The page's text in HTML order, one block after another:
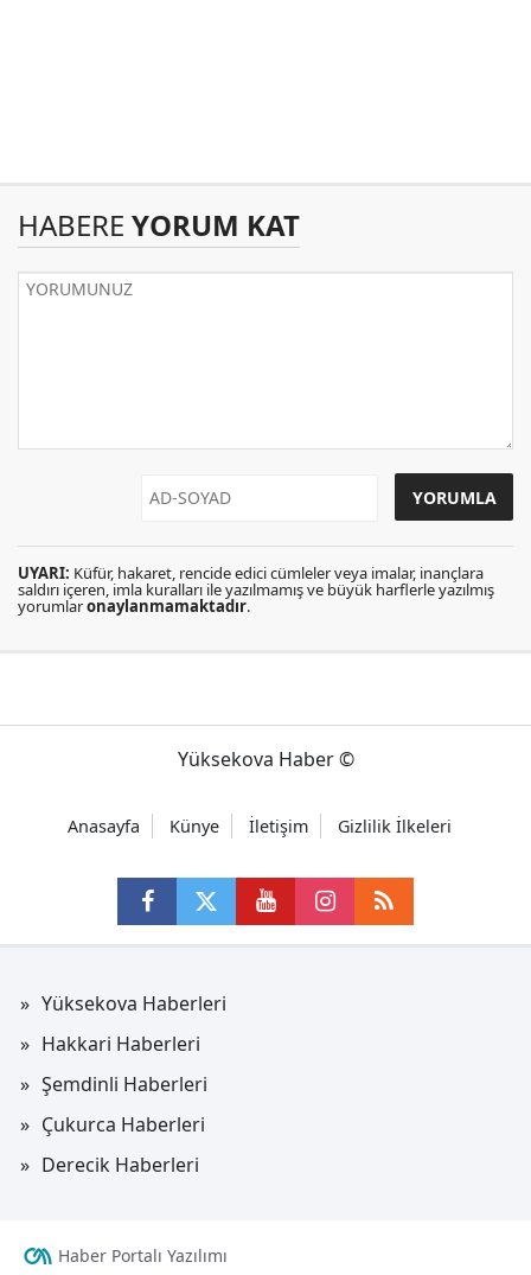
HABERE YORUM KAT
UYARI: Küfür, hakaret, rencide edici cümleler veya imalar, inançlara
saldırı içeren, imla kuralları ile yazılmamış ve büyük harflerle yazılmış
yorumlaronaylanmamaktadır.
Yüksekova Haber ©
Anasayfa Künye İletişim Gizlilik İlkeleri
Yüksekova Haberleri
Hakkari Haberleri
Şemdinli Haberleri
Çukurca Haberleri
Derecik Haberleri
Haber Portalı Yazılımı